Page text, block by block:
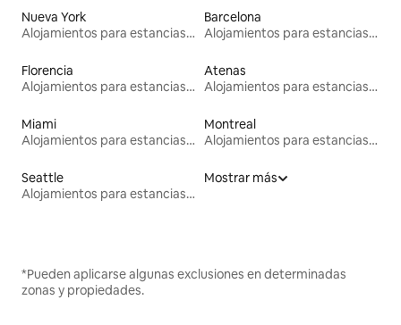
Nueva York
Alojamientos para estancias largas
Barcelona
Alojamientos para estancias largas
Florencia
Alojamientos para estancias largas
Atenas
Alojamientos para estancias largas
Miami
Alojamientos para estancias largas
Montreal
Alojamientos para estancias largas
Seattle
Alojamientos para estancias largas
Mostrar más
*Pueden aplicarse algunas exclusiones en determinadas
zonas y propiedades.